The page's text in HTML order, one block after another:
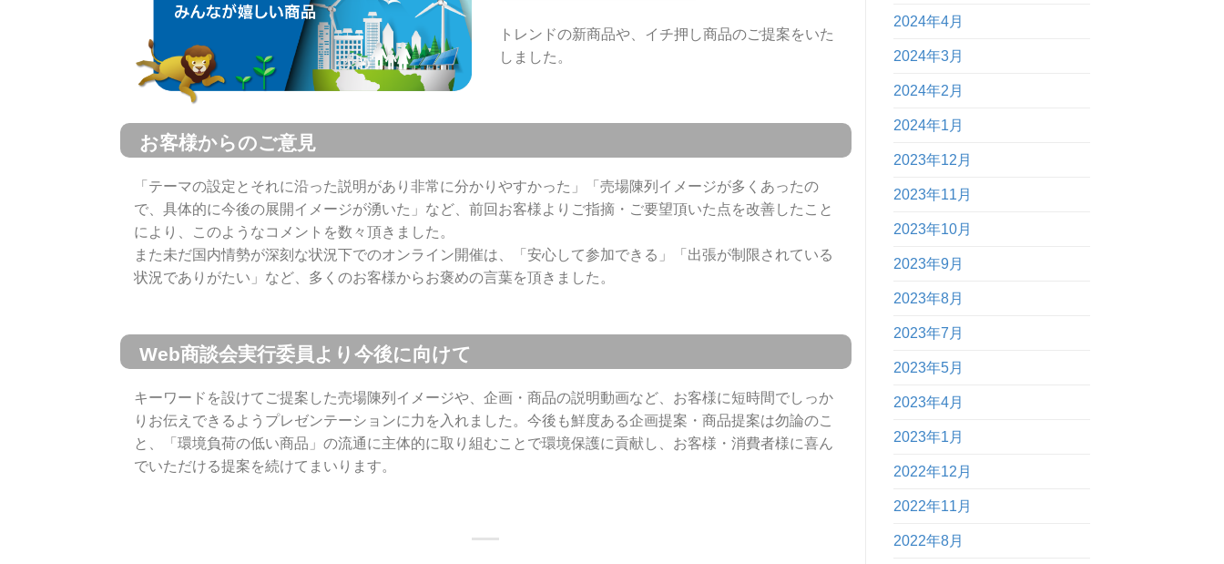
トレンドの新商品や、イチ押し商品のご提案をいた
しました。
お客様からのご意見
「テーマの設定とそれに沿った説明があり非常に分かりやすかった」「売場陳列イメージが多くあったの
で、具体的に今後の展開イメージが湧いた」など、前回お客様よりご指摘・ご要望頂いた点を改善したこと
により、このようなコメントを数々頂きました。
また未だ国内情勢が深刻な状況下でのオンライン開催は、「安心して参加できる」「出張が制限されている
状況でありがたい」など、多くのお客様からお褒めの言葉を頂きました。
Web商談会実行委員より今後に向けて
キーワードを設けてご提案した売場陳列イメージや、企画・商品の説明動画など、お客様に短時間でしっか
りお伝えできるようプレゼンテーションに力を入れました。今後も鮮度ある企画提案・商品提案は勿論のこ
と、「環境負荷の低い商品」 の流通に主体的に取り組むことで環境保護に貢献し、お客様・消費者様に喜ん
でいただける提案を続けてまいります。
2024年4月
2024年3月
2024年2月
2024年1月
2023年12月
2023年11月
2023年10月
2023年9月
2023年8月
2023年7月
2023年5月
2023年4月
2023年1月
2022年12月
2022年11月
2022年8月